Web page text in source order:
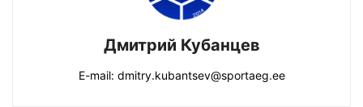
Дмитрий Кубанцев
E-mail: dmitry.kubantsev@sportaeg.ee